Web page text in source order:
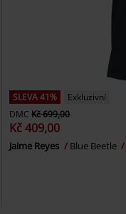
SLEVA 41%
Exkluzivní
DMC Kč 699,00
Kč 409,00
Jaime Reyes Blue Beetle